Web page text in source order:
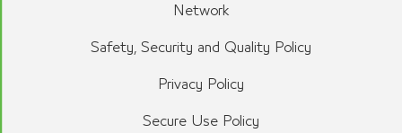
Network
Safety, Security and Quality Policy
Privacy Policy
Secure Use Policy